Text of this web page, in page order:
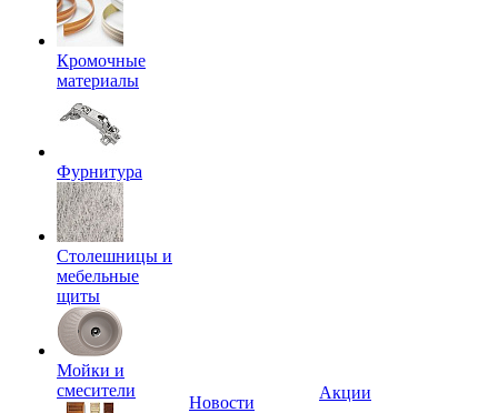
Кромочные
материалы
Фурнитура
Столешницы и
мебельные
щиты
Мойки и
смесители
Новости
Акции